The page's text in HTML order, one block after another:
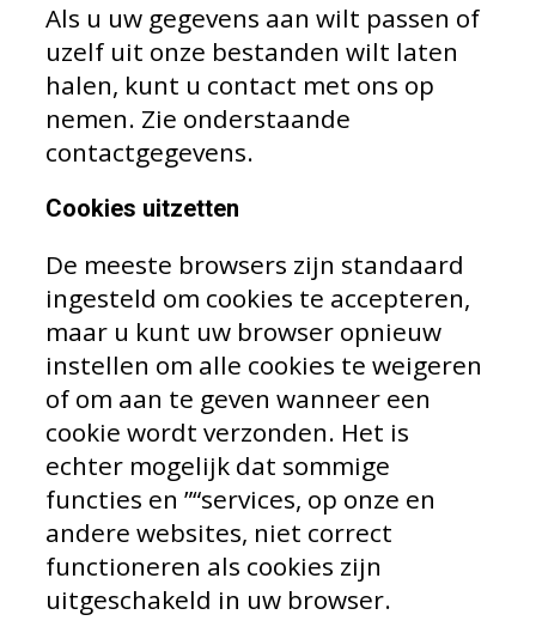
Als u uw gegevens aan wilt passen of
uzelf uit onze bestanden wilt laten
halen, kunt u contact met ons op
nemen. Zie onderstaande
contactgegevens.
Cookies uitzetten
De meeste browsers zijn standaard
ingesteld om cookies te accepteren,
maar u kunt uw browser opnieuw
instellen om alle cookies te weigeren
of om aan te geven wanneer een
cookie wordt verzonden. Het is
echter mogelijk dat sommige
functies en ”“services, op onze en
andere websites, niet correct
functioneren als cookies zijn
uitgeschakeld in uw browser.